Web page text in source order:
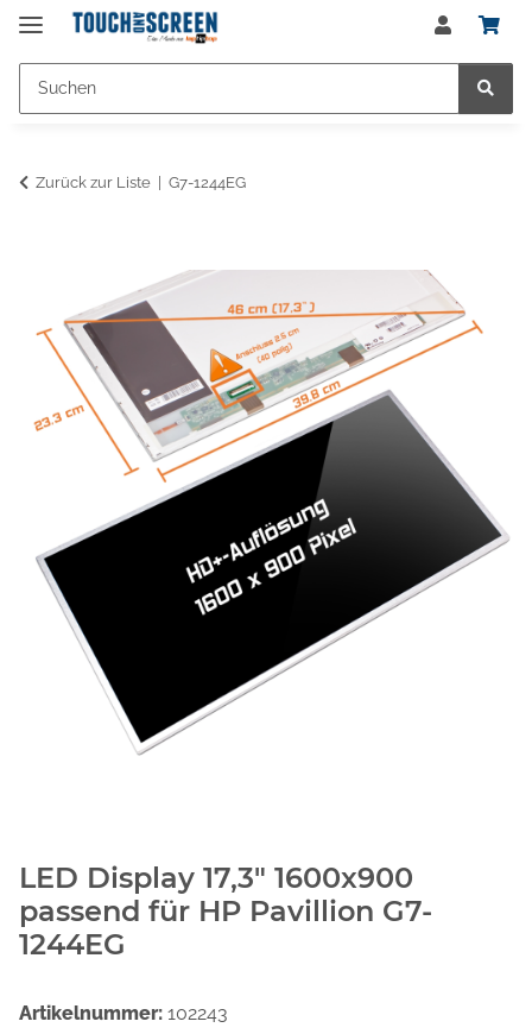
Zurück zur Liste G7-1244EG
LED Display 17,3" 1600x900
passend für HP Pavillion G7-
1244EG
Artikelnummer: 102243